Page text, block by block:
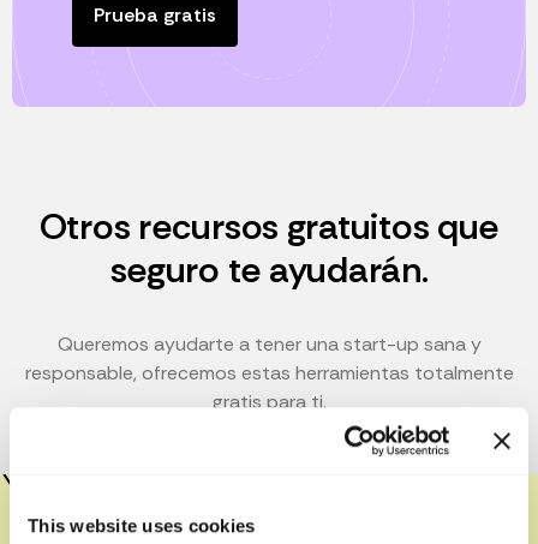
This website uses cookies
Prueba gratis
Otros recursos gratuitos que
seguro te ayudarán.
Queremos ayudarte a tener una start-up sana y
responsable, ofrecemos estas herramientas totalmente
gratis para ti.
Short Video sobre los 4 pilares de